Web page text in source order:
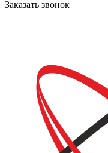
Заказать звонок